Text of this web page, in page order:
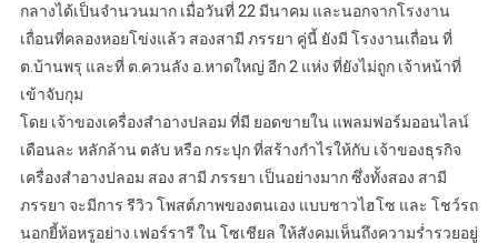
กลางได้เป็นจำนวนมาก เมื่อวันที่ 22 มีนาคม และนอกจากโรงงาน
เถื่อนที่คลองหอยโข่งแล้ว สองสามี ภรรยา คู่นี้ ยังมี โรงงานเถื่อน ที่
ต.บ้านพรุ และที่ ต.ควนลัง อ.หาดใหญ่ อีก 2 แห่ง ที่ยังไม่ถูก เจ้าหน้าที่
เข้าจับกุม
โดย เจ้าของเครื่องสำอางปลอม ที่มี ยอดขายใน แพลมฟอร์มออนไลน์
เดือนละ หลักล้าน ตลับ หรือ กระปุก ที่สร้างกำไรให้กับ เจ้าของธุรกิจ
เครื่องสำอางปลอม สอง สามี ภรรยา เป็นอย่างมาก ซึ่งทั้งสอง สามี
ภรรยา จะมีการ รีวิว โพสต์ภาพของตนเอง แบบชาวไฮโซ และ โชว์รถ
นอกยี้ห้อหรูอย่าง เฟอร์รารี ใน โซเชียล ให้สังคมเห็นถึงความร่ำรวยอยู่